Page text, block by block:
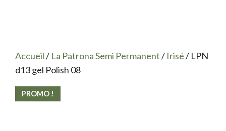
Accueil/ La Patrona Semi Permanent/ Irisé/ LPN
d13 gel Polish 08
PROMO !